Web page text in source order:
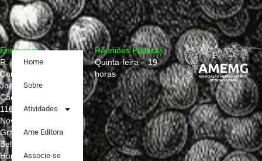
Reuniões Públicas
Quinta-feira – 19
horas
Home
Sobre
Atividades
Ame Editora
Associe-se
Endereço:
R.
Conselheiro
Joaquim
Caetano,
1160
Nova
Granada,
Belo
Horizonte –